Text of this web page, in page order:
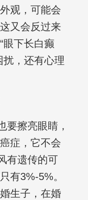
观，可能会
又会反过来
眼下长白癫
扰，还有心理
要擦亮眼睛，
症，它不会
有遗传的可
有3%-5%。
生子，在婚